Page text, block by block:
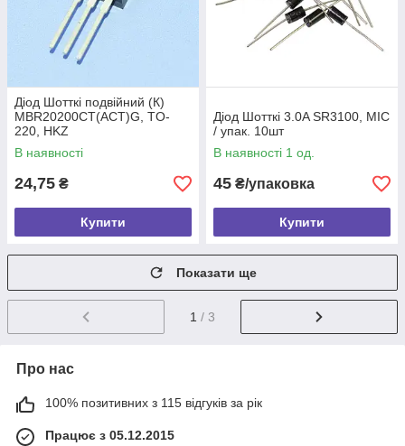
Діод Шотткі подвійний (К)
MBR20200CT(ACT)G, TO-
220, HKZ
В наявності
24,75 ₴
Купити
Діод Шотткі 3.0A SR3100, MIC
/ упак. 10шт
В наявності 1 од.
45 ₴/упаковка
Купити
Показати ще
1 / 3
Про нас
100% позитивних з 115 відгуків за рік
Працює з 05.12.2015